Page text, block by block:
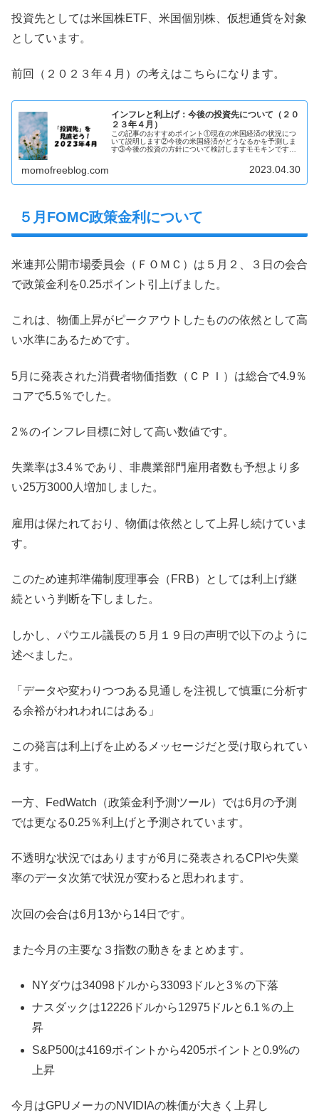
投資先としては米国株ETF、米国個別株、仮想通貨を対象
としています。
前回（２０２３年４月）の考えはこちらになります。
インフレと利上げ：今後の投資先について（２０
２３年４月）
この記事のおすすめポイント①現在の米国経済の状況につ
いて説明します②今後の米国経済がどうなるかを予測しま
す③今後の投資の方針について検討しますモモキンです、
momofreeblog.com 2023.04.30
５月FOMC政策金利について
米連邦公開市場委員会（ＦＯＭＣ）は５月２、３日の会合
で政策金利を0.25ポイント引上げました。
これは、物価上昇がピークアウトしたものの依然として高
い水準にあるためです。
5月に発表された消費者物価指数（ＣＰＩ）は総合で4.9％
コアで5.5％でした。
2％のインフレ目標に対して高い数値です。
失業率は3.4％であり、非農業部門雇用者数も予想より多
い25万3000人増加しました。
雇用は保たれており、物価は依然として上昇し続けていま
す。
このため連邦準備制度理事会（FRB）としては利上げ継
続という判断を下しました。
しかし、パウエル議長の５月１９日の声明で以下のように
述べました。
「データや変わりつつある見通しを注視して慎重に分析す
る余裕がわれわれにはある」
この発言は利上げを止めるメッセージだと受け取られてい
ます。
一方、FedWatch（政策金利予測ツール）では6月の予測
では更なる0.25％利上げと予測されています。
不透明な状況ではありますが6月に発表されるCPIや失業
率のデータ次第で状況が変わると思われます。
次回の会合は6月13から14日です。
また今月の主要な３指数の動きをまとめます。
NYダウは34098ドルから33093ドルと3％の下落
ナスダックは12226ドルから12975ドルと6.1％の上
昇
S&P500は4169ポイントから4205ポイントと0.9%の
上昇
今月はGPUメーカのNVIDIAの株価が大きく上昇し